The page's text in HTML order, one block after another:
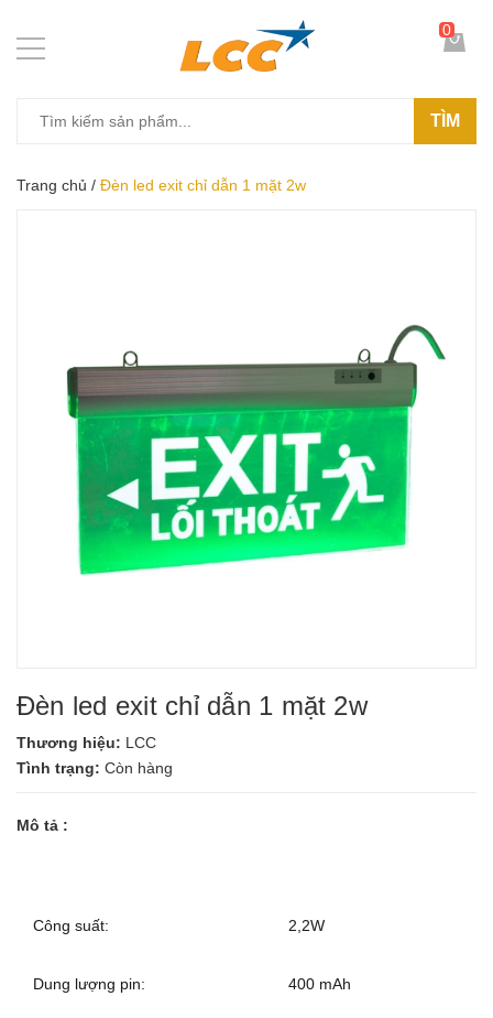
TÌM
0
Trang chủ / Đèn led exit chỉ dẫn 1 mặt 2w
Đèn led exit chỉ dẫn 1 mặt 2w
Thương hiệu: LCC
Tình trạng: Còn hàng
Mô tả :
Công suất: 2,2W
Dung lượng pin: 400 mAh